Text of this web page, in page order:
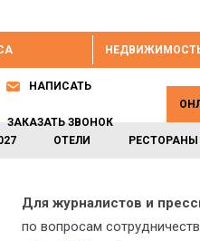
ОТЕЛИ РЕСТОРАНЫ
НАПИСАТЬ
ЗАКАЗАТЬ ЗВОНОК
Для журналистов и
по вопросам